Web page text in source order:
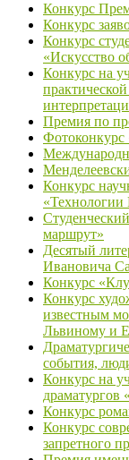
Конкурс
Конкурс
Конкурс
«Искусство
Конкурс на
Премия по
Фотоконкурс
Конкурс
маршрут»
Десятый
Ивановича
Конкурс
Конкурс
известным
Львиному и
события,
Конкурс на
драматургов
Конкурс
Конкурс
запретного